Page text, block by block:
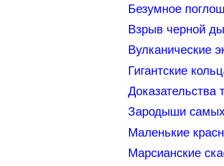
Безумное
Взрыв черной
Вулканические
Гигантские
Доказательства
Зародыши самых
Маленькие
Марсианские